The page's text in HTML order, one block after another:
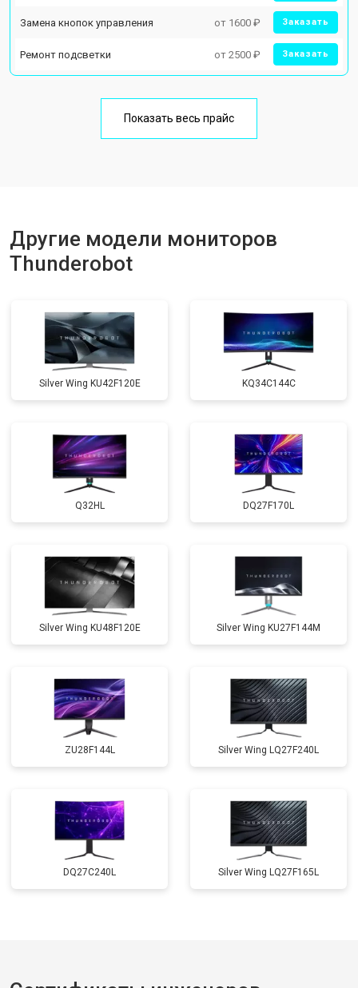
Замена кнопок управления от 1600 ₽ Заказать
Ремонт подсветки от 2500 ₽ Заказать
Показать весь прайс
Другие модели мониторов
Thunderobot
Silver Wing KU42F120E KQ34C144C
Q32HL DQ27F170L
Silver Wing KU48F120E Silver Wing KU27F144M
ZU28F144L Silver Wing LQ27F240L
DQ27C240L Silver Wing LQ27F165L